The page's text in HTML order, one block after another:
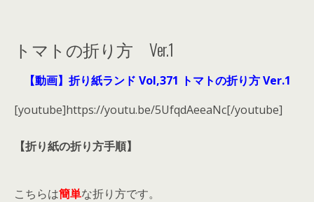
トマトの折り方 Ver.1
【動画】折り紙ランド Vol,371 トマトの折り方 Ver.1
[youtube]https://youtu.be/5UfqdAeeaNc[/youtube]
【折り紙の折り方手順】
こちらは簡単な折り方です。